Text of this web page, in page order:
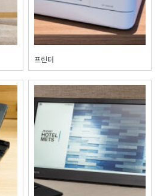
프린터